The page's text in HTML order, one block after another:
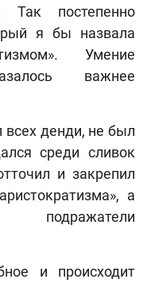
Так постепенно
я бы назвала
Умение
важнее
денди, не был
среди сливок
и закрепил
а
подражатели
и происходит